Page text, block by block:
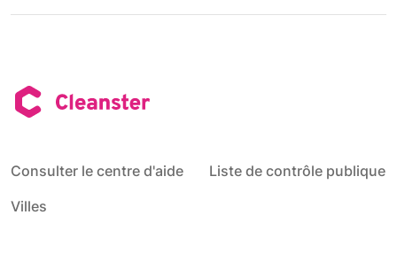
Consulter le centre d'aide
Liste de contrôle publique
Villes